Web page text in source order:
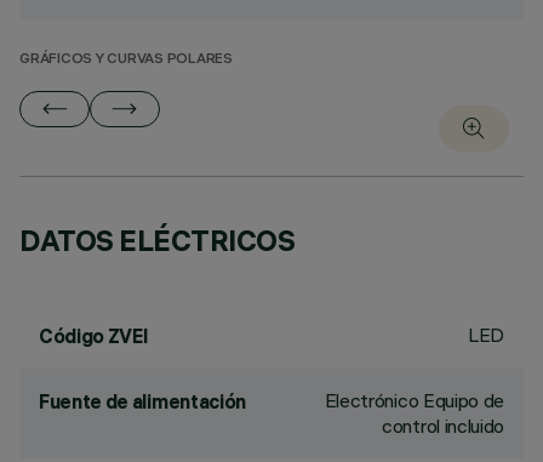
GRÁFICOS Y CURVAS POLARES
DATOS ELÉCTRICOS
Código ZVEI LED
Fuente de alimentación
Electrónico Equipo de
control incluido